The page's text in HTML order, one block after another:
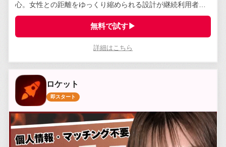
心。女性との距離をゆっくり縮められる設計が継続利用者に
支持されている。
無料で試す▶
詳細はこちら
ロケット
即スタート